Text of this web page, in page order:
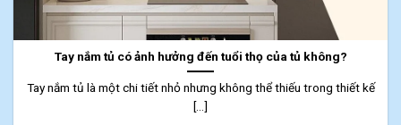
Tay nắm tủ có ảnh hưởng đến tuổi thọ của tủ không?
Tay nắm tủ là một chi tiết nhỏ nhưng không thể thiếu trong thiết kế
[...]